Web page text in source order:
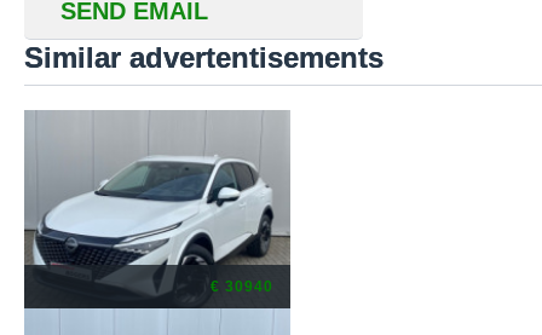
SEND EMAIL
Similar advertentisements
€ 30940